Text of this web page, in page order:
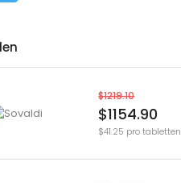
$1219.10
$1154.90
$41.25 pro tabletten